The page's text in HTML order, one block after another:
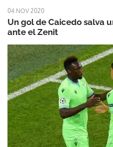
04 NOV 2020
Un gol de Caicedo salva
ante el Zenit